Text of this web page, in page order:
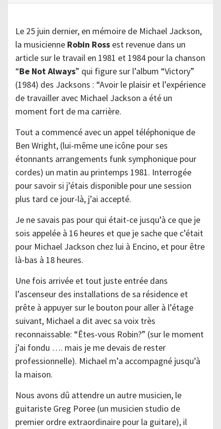
Le 25 juin dernier, en mémoire de Michael Jackson,
la musicienne Robin Ross est revenue dans un
article sur le travail en 1981 et 1984 pour la chanson
“Be Not Always” qui figure sur l’album “Victory”
(1984) des Jacksons : “Avoir le plaisir et l’expérience
de travailler avec Michael Jackson a été un
moment fort de ma carrière.
Tout a commencé avec un appel téléphonique de
Ben Wright, (lui-même une icône pour ses
étonnants arrangements funk symphonique pour
cordes) un matin au printemps 1981. Interrogée
pour savoir si j’étais disponible pour une session
plus tard ce jour-là, j’ai accepté.
Je ne savais pas pour qui était-ce jusqu’à ce que je
sois appelée à 16 heures et que je sache que c’était
pour Michael Jackson chez lui à Encino, et pour être
là-bas à 18 heures.
Une fois arrivée et tout juste entrée dans
l’ascenseur des installations de sa résidence et
prête à appuyer sur le bouton pour aller à l’étage
suivant, Michael a dit avec sa voix très
reconnaissable: “Êtes-vous Robin?” (sur le moment
j’ai fondu …. mais je me devais de rester
professionnelle). Michael m’a accompagné jusqu’à
la maison.
Nous avons dû attendre un autre musicien, le
guitariste Greg Poree (un musicien studio de
premier ordre extraordinaire pour la guitare), il